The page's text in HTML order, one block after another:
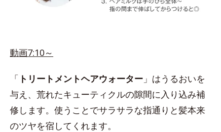
動画7:10～
「 トリートメントヘアウォーター 」はうるおいを
与え、荒れたキューティクルの隙間に入り込み補
修します。使うことでサラサラな指通りと髪本来
のツヤを宿してくれます。